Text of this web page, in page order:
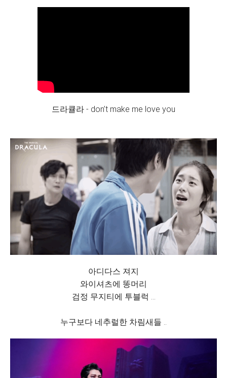
드라큘라 - don’t make me love you
아디다스 져지
와이셔츠에 똥머리
검정 무지티에 투블럭 …
누구보다 네추럴한 차림새들 ..